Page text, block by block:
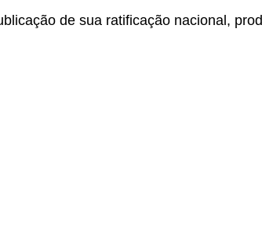
de sua ratificação nacional,